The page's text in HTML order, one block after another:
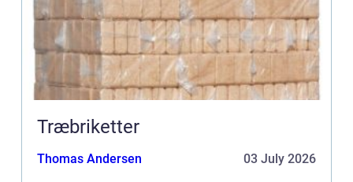
Træbriketter
Thomas Andersen 03 July 2026